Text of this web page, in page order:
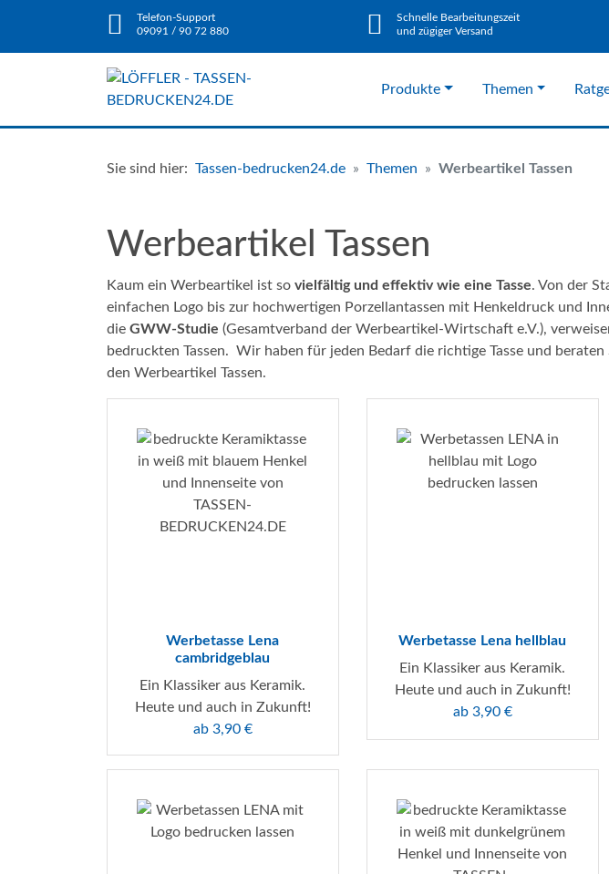
Telefon-Support
09091 / 90 72 880
Schnelle Bearbeitungszeit
und zügiger Versand
Produkte Themen
Sie sind hier: Tassen-bedrucken24.de Themen Werbeartikel Tassen
Werbeartikel Tassen
Kaum ein Werbeartikel ist so vielfältig und effektiv wie eine Tasse. Von der
einfachen Logo bis zur hochwertigen Porzellantassen mit Henkeldruck und
die GWW-Studie (Gesamtverband der Werbeartikel-Wirtschaft e.V.),
bedruckten Tassen. Wir haben für jeden Bedarf die richtige Tasse und beraten
den Werbeartikel Tassen.
Werbetasse Lena
cambridgeblau
Ein Klassiker aus Keramik.
Heute und auch in Zukunft!
ab 3,90 €
Werbetasse Lena hellblau
Ein Klassiker aus Keramik.
Heute und auch in Zukunft!
ab 3,90 €